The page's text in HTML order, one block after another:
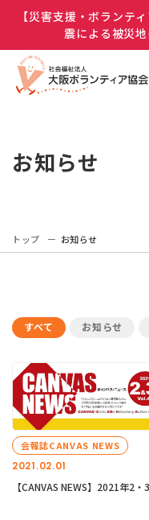
【災害支援・ボランテ
震による被災
お知らせ
トップ お知らせ
すべて お知らせ
2021.02.01
会報誌CANVAS NEWS
【CANVAS NEWS】2021年2・